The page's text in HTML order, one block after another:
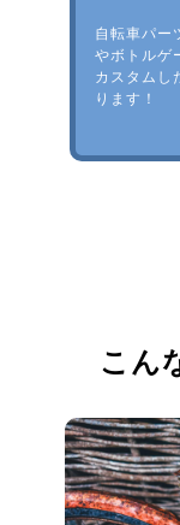
自転車パー
やボトルゲ
カスタムし
ります！
こん